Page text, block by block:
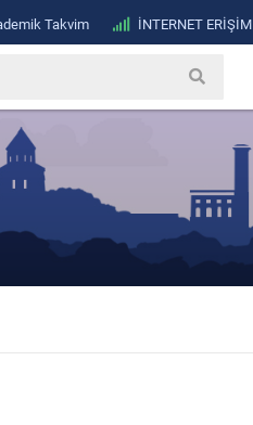
Takvim İNTERNET ERİŞİM